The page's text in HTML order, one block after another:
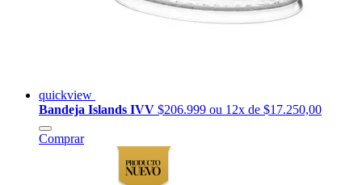
quickview
Bandeja Islands IVV $206.999 ou 12x de $17.250,00
Comprar